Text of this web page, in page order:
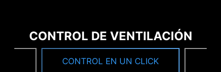
CONTROL DE VENTILACIÓN
CONTROL EN UN CLICK